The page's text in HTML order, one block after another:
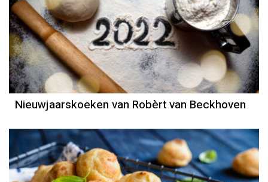
Recept
Robèrt van Beckhoven
Nieuwjaarskoeken van Robèrt van Beckhoven